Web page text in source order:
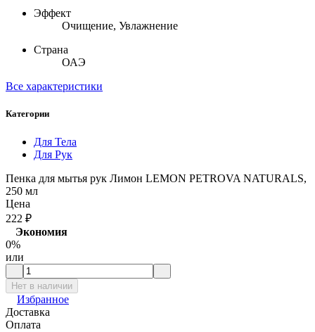
Эффект
Очищение, Увлажнение
Страна
ОАЭ
Все характеристики
Категории
Для Тела
Для Рук
Пенка для мытья рук Лимон LEMON PETROVA NATURALS,
250 мл
Цена
222 ₽
Экономия
0%
или
Нет в наличии
Избранное
Доставка
Оплата